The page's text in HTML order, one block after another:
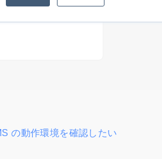
の動作環境を確認したい